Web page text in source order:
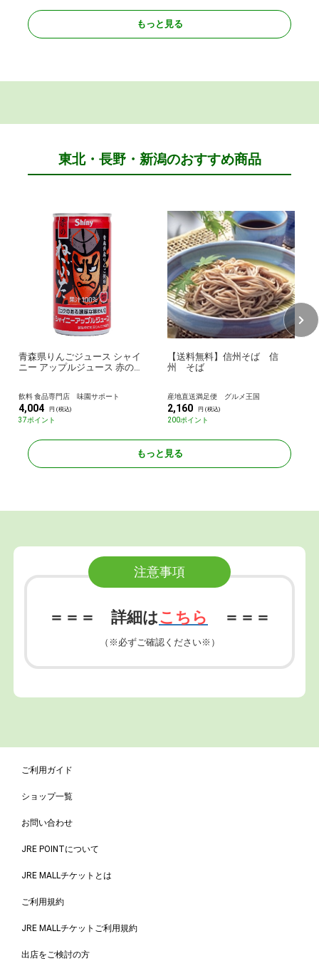
もっと見る
東北・長野・新潟のおすすめ商品
青森県りんごジュース シャイ
ニー アップルジュース 赤のね
100%
飲料 食品専門店 味園サポート
4,004 円 (税込)
37ポイント
【送料無料】信州そば 信
州 そば
産地直送満足便 グルメ王国
2,160 円 (税込)
200ポイント
もっと見る
注意事項
＝＝＝ 詳細はこちら ＝＝＝
（※必ずご確認ください※）
ご利用ガイド
ショップ一覧
お問い合わせ
JRE POINTについて
JRE MALLチケットとは
ご利用規約
JRE MALLチケットご利用規約
出店をご検討の方